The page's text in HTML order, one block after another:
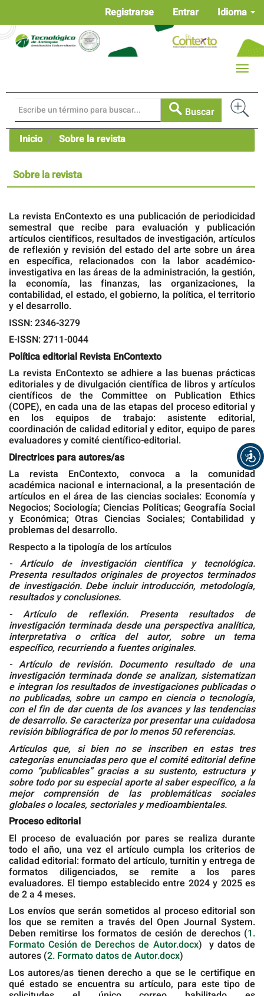
Contenido
principal
Idioma
Registrarse Entrar
Buscar
Toggle
Inicio Sobre la revista
Sobre la revista
La revista EnContexto es una publicación de periodicidad
semestral que recibe para evaluación y publicación
artículos científicos, resultados de investigación, artículos
de reflexión y revisión del estado del arte sobre un área
en específica, relacionados con la labor académico-
investigativa en las áreas de la administración, la gestión,
la economía, las finanzas, las organizaciones, la
contabilidad, el estado, el gobierno, la política, el territorio
y el desarrollo.
ISSN: 2346-3279
E-ISSN: 2711-0044
Política editorial Revista EnContexto
La revista EnContexto se adhiere a las buenas prácticas
editoriales y de divulgación científica de libros y artículos
científicos de the Committee on Publication Ethics
(COPE), en cada una de las etapas del proceso editorial y
en los equipos de trabajo: asistente editorial,
coordinación de calidad editorial y editor, equipo de pares
evaluadores y comité científico-editorial.
Directrices para autores/as
La revista EnContexto, convoca a la comunidad
académica nacional e internacional, a la presentación de
artículos en el área de las ciencias sociales: Economía y
Negocios; Sociología; Ciencias Políticas; Geografía Social
y Económica; Otras Ciencias Sociales; Contabilidad y
problemas del desarrollo.
Respecto a la tipología de los artículos
- Artículo de investigación científica y tecnológica.
Presenta resultados originales de proyectos terminados
de investigación. Debe incluir introducción, metodología,
resultados y conclusiones.
- Artículo de reflexión. Presenta resultados de
investigación terminada desde una perspectiva analítica,
interpretativa o crítica del autor, sobre un tema
específico, recurriendo a fuentes originales.
- Artículo de revisión. Documento resultado de una
investigación terminada donde se analizan, sistematizan
e integran los resultados de investigaciones publicadas o
no publicadas, sobre un campo en ciencia o tecnología,
con el fin de dar cuenta de los avances y las tendencias
de desarrollo. Se caracteriza por presentar una cuidadosa
revisión bibliográfica de por lo menos 50 referencias.
Artículos que, si bien no se inscriben en estas tres
categorías enunciadas pero que el comité editorial define
como “publicables” gracias a su sustento, estructura y
sobre todo por su especial aporte al saber específico, a la
mejor comprensión de las problemáticas sociales
globales o locales, sectoriales y medioambientales.
Proceso editorial
El proceso de evaluación por pares se realiza durante
todo el año, una vez el artículo cumpla los criterios de
calidad editorial: formato del artículo, turnitin y entrega de
formatos diligenciados, se remite a los pares
evaluadores. El tiempo establecido entre 2024 y 2025 es
de 2 a 4 meses.
Los envíos que serán sometidos al proceso editorial son
los que se remiten a través del Open Journal System.
Deben remitirse los formatos de cesión de derechos (1.
Formato Cesión de Derechos de Autor.docx) y datos de
autores (2. Formato datos de Autor.docx)
Los autores/as tienen derecho a que se le certifique en
qué estado se encuentra su artículo, para este tipo de